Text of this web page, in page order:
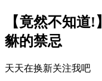
【竟然不知道
貅的禁忌
天天在换新关注我吧